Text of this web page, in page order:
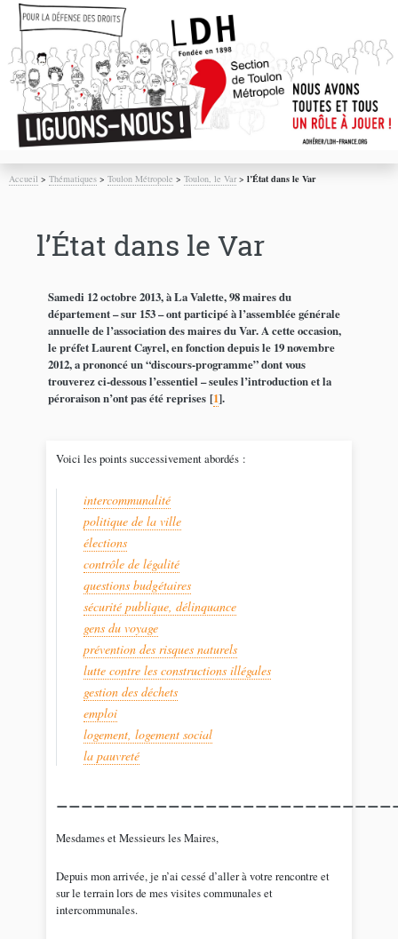
Accueil >Thématiques >Toulon Métropole >Toulon, le Var>l’État dans le Var
l’État dans le Var
Samedi 12 octobre 2013, à La Valette, 98 maires du
département – sur 153 – ont participé à l’assemblée générale
annuelle de l’association des maires du Var. A cette occasion,
le préfet Laurent Cayrel, en fonction depuis le 19 novembre
2012, a prononcé un “discours-programme” dont vous
trouverez ci-dessous l’essentiel – seules l’introduction et la
péroraison n’ont pas été reprises[1].
Voici les points successivement abordés :
intercommunalité
politique de la ville
élections
contrôle de légalité
questions budgétaires
sécurité publique, délinquance
gens du voyage
prévention des risques naturels
lutte contre les constructions illégales
gestion des déchets
emploi
logement, logement social
la pauvreté
Mesdames et Messieurs les Maires,
Depuis mon arrivée, je n’ai cessé d’aller à votre rencontre et
sur le terrain lors de mes visites communales et
intercommunales.